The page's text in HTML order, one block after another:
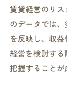
賃貸経営のリ
のデータでは
を反映し、収
経営を検討す
把握することが